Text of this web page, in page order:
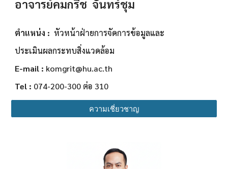
อาจารย์คมกริช จันทร์ชุม
ตำแหน่ง : หัวหน้าฝ่ายการจัดการข้อมูลและ
ประเมินผลกระทบสิ่งแวดล้อม
E-mail : komgrit@hu.ac.th
Tel : 074-200-300 ต่อ 310
ความเชี่ยวชาญ